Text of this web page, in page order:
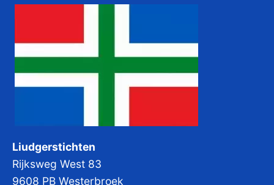
Liudgerstichten
Rijksweg West 83
9608 PB Westerbroek